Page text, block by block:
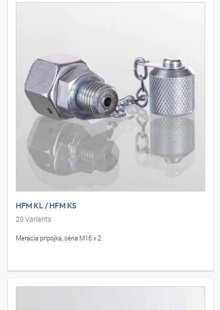
HFM KL / HFM KS
20 Variants
Meracia prípojka, séria M16 x 2